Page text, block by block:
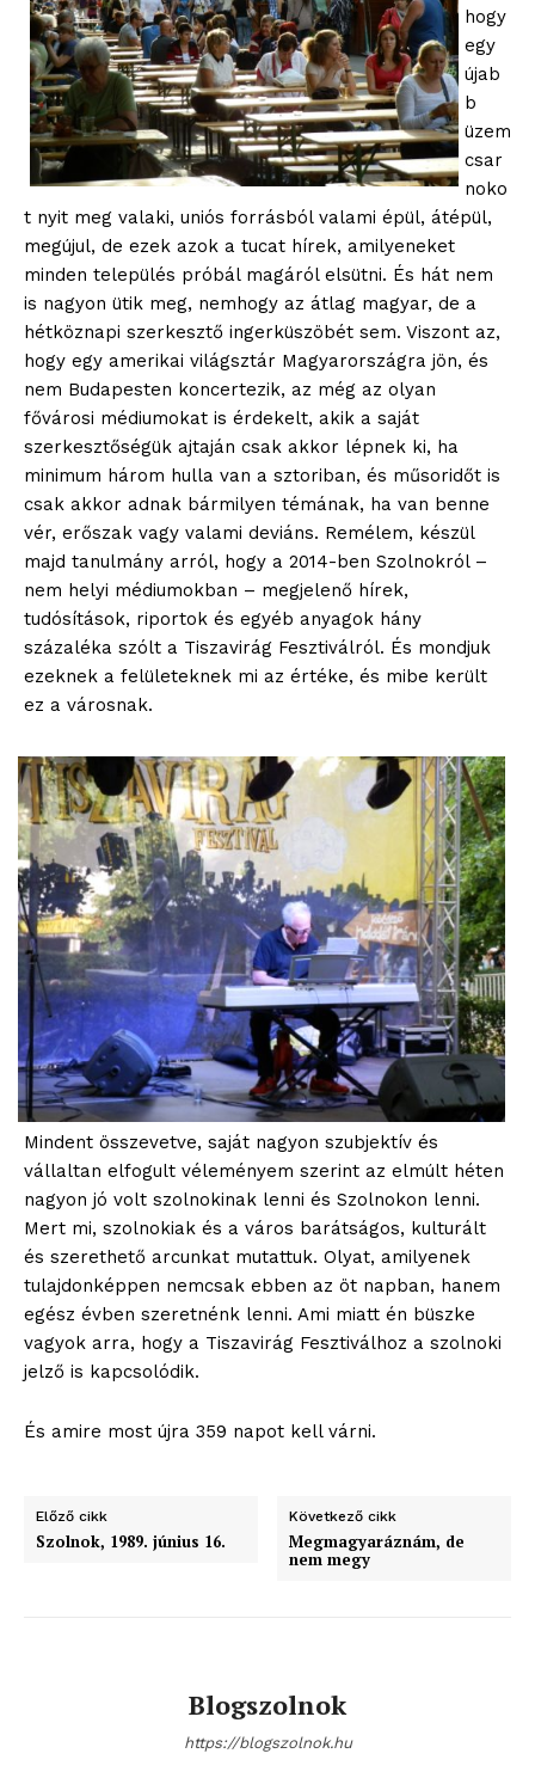
blogSZOLNOK
hogy
egy
újab
b
üzem
csar
noko
t nyit meg valaki, uniós forrásból valami épül, átépül,
megújul, de ezek azok a tucat hírek, amilyeneket
minden település próbál magáról elsütni. És hát nem
is nagyon ütik meg, nemhogy az átlag magyar, de a
hétköznapi szerkesztő ingerküszöbét sem. Viszont az,
hogy egy amerikai világsztár Magyarországra jön, és
nem Budapesten koncertezik, az még az olyan
fővárosi médiumokat is érdekelt, akik a saját
szerkesztőségük ajtaján csak akkor lépnek ki, ha
minimum három hulla van a sztoriban, és műsoridőt is
csak akkor adnak bármilyen témának, ha van benne
vér, erőszak vagy valami deviáns. Remélem, készül
majd tanulmány arról, hogy a 2014-ben Szolnokról –
nem helyi médiumokban – megjelenő hírek,
tudósítások, riportok és egyéb anyagok hány
százaléka szólt a Tiszavirág Fesztiválról. És mondjuk
ezeknek a felületeknek mi az értéke, és mibe került
ez a városnak.
Mindent összevetve, saját nagyon szubjektív és
vállaltan elfogult véleményem szerint az elmúlt héten
nagyon jó volt szolnokinak lenni és Szolnokon lenni.
Mert mi, szolnokiak és a város barátságos, kulturált
és szerethető arcunkat mutattuk. Olyat, amilyenek
tulajdonképpen nemcsak ebben az öt napban, hanem
egész évben szeretnénk lenni. Ami miatt én büszke
vagyok arra, hogy a Tiszavirág Fesztiválhoz a szolnoki
jelző is kapcsolódik.
És amire most újra 359 napot kell várni.
Előző cikk
Szolnok, 1989. június 16.
Következő cikk
Megmagyaráznám, de
nem megy
Blogszolnok
https://blogszolnok.hu